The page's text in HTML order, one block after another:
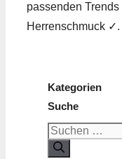
passenden Trends
Herrenschmuck ✓.
Kategorien
Suche
Suchen
nach: